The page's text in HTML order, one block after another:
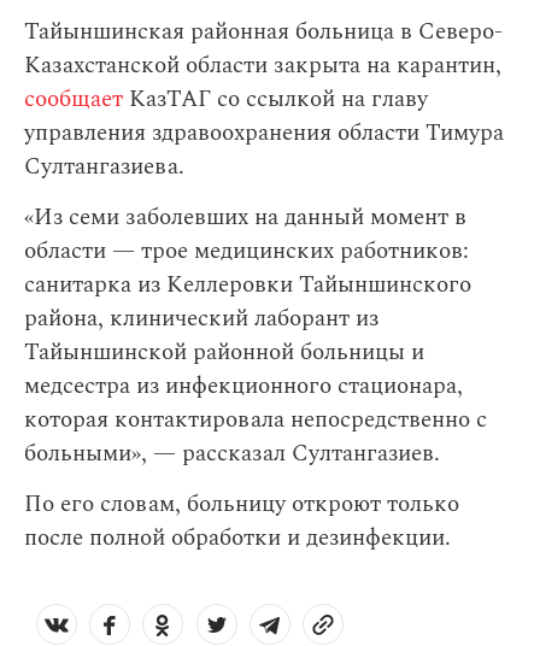
Тайыншинская районная больница в Северо-
Казахстанской области закрыта на карантин,
сообщает КазТАГ со ссылкой на главу
управления здравоохранения области Тимура
Султангазиева.
«Из семи заболевших на данный момент в
области — трое медицинских работников:
санитарка из Келлеровки Тайыншинского
района, клинический лаборант из
Тайыншинской районной больницы и
медсестра из инфекционного стационара,
которая контактировала непосредственно с
больными», — рассказал Султангазиев.
По его словам, больницу откроют только
после полной обработки и дезинфекции.